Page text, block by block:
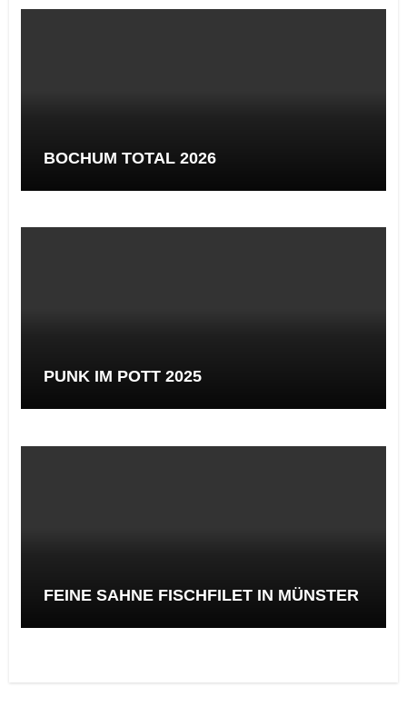
BOCHUM TOTAL 2026
PUNK IM POTT 2025
FEINE SAHNE FISCHFILET IN MÜNSTER